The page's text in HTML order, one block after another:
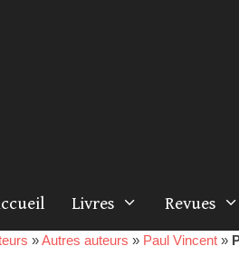
Livres Revues
»Autres auteurs » Paul Vincent »